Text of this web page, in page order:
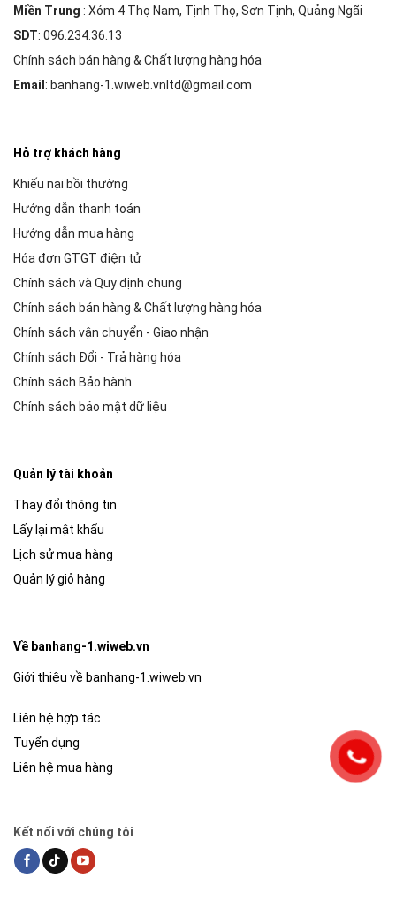
Miền Trung : Xóm 4 Thọ Nam, Tịnh Thọ, Sơn Tịnh, Quảng Ngãi
SDT: 096.234.36.13
Chính sách bán hàng & Chất lượng hàng hóa
Email : banhang-1.wiweb.vnltd@gmail.com
Hỗ trợ khách hàng
Khiếu nại bồi thường
Hướng dẫn thanh toán
Hướng dẫn mua hàng
Hóa đơn GTGT điện tử
Chính sách và Quy định chung
Chính sách bán hàng & Chất lượng hàng hóa
Chính sách vận chuyển - Giao nhận
Chính sách Đổi - Trả hàng hóa
Chính sách Bảo hành
Chính sách bảo mật dữ liệu
Quản lý tài khoản
Thay đổi thông tin
Lấy lại mật khẩu
Lịch sử mua hàng
Quản lý giỏ hàng
Về banhang-1.wiweb.vn
Giới thiệu về banhang-1.wiweb.vn
Liên hệ hợp tác
Tuyển dụng
Liên hệ mua hàng
Kết nối với chúng tôi